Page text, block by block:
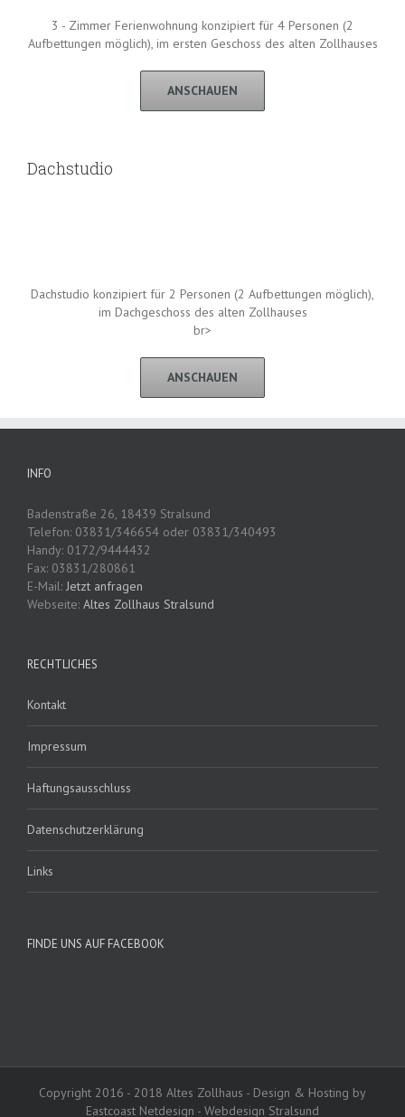
3 - Zimmer Ferienwohnung konzipiert für 4 Personen (2
Aufbettungen möglich), im ersten Geschoss des alten Zollhauses
ANSCHAUEN
Dachstudio
Dachstudio konzipiert für 2 Personen (2 Aufbettungen möglich),
im Dachgeschoss des alten Zollhauses
br>
ANSCHAUEN
INFO
Badenstraße 26, 18439 Stralsund
Telefon: 03831/346654 oder 03831/340493
Handy: 0172/9444432
Fax: 03831/280861
E-Mail: Jetzt anfragen
Webseite: Altes Zollhaus Stralsund
RECHTLICHES
Kontakt
Impressum
Haftungsausschluss
Datenschutzerklärung
Links
FINDE UNS AUF FACEBOOK
Copyright 2016 - 2018 Altes Zollhaus - Design & Hosting by
Eastcoast Netdesign - Webdesign Stralsund